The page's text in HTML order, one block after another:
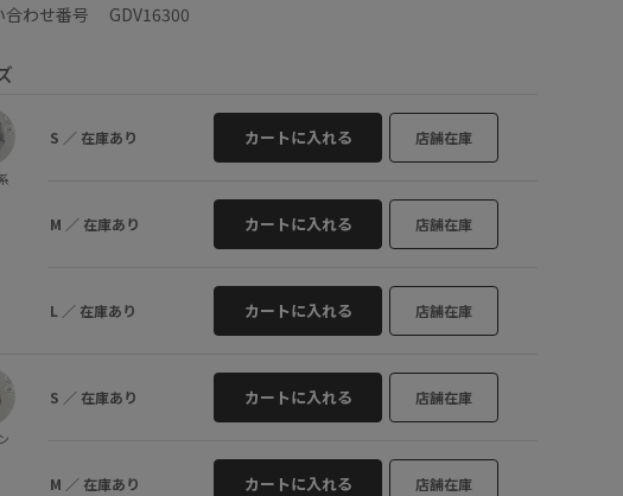
合わせ番号 GDV16300
S ／ 在庫あり カートに入れる 店舗在庫
M ／ 在庫あり カートに入れる 店舗在庫
L ／ 在庫あり カートに入れる 店舗在庫
S ／ 在庫あり カートに入れる 店舗在庫
M ／ 在庫あり カートに入れる 店舗在庫